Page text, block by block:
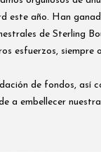
este año. Han
de Sterling
esfuerzos, siempre
de fondos, así
a embellecer